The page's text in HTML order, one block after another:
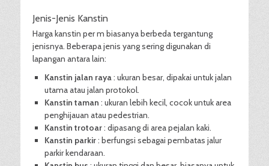
Jenis-Jenis Kanstin
Harga kanstin per m biasanya berbeda tergantung
jenisnya. Beberapa jenis yang sering digunakan di
lapangan antara lain:
Kanstin jalan raya: ukuran besar, dipakai untuk jalan
utama atau jalan protokol.
Kanstin taman : ukuran lebih kecil, cocok untuk area
penghijauan atau pedestrian.
Kanstin trotoar: dipasang di area pejalan kaki.
Kanstin parkir: berfungsi sebagai pembatas jalur
parkir kendaraan.